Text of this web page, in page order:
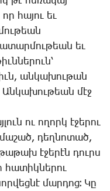
հա­յու եւ
եւ
ան­կա­խու­թան
Ան­կա­խու­թեան մէջ
ու ո­ղորկ է­ջե­րու
մա­շած, դեղ­նո­տած,
է­ջե­րէն դուրս
հա­տիկ­նե­րու
մար­դոց։ ­Կը